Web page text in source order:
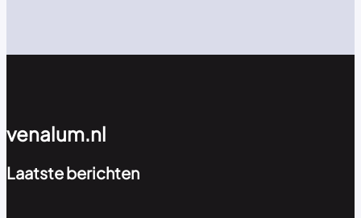
venalum.nl
Laatste berichten